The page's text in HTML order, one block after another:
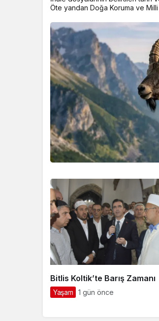
Öte yandan Doğa Koruma ve
Bitlis Koltik’te Barış Zamanı
Yaşam 1 gün önce